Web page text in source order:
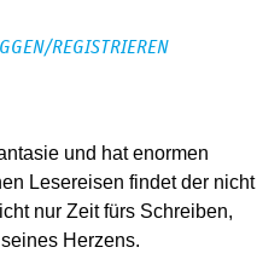
REGISTRIEREN
und hat enormen
Lesereisen findet der nicht
nur Zeit fürs Schreiben,
Herzens.